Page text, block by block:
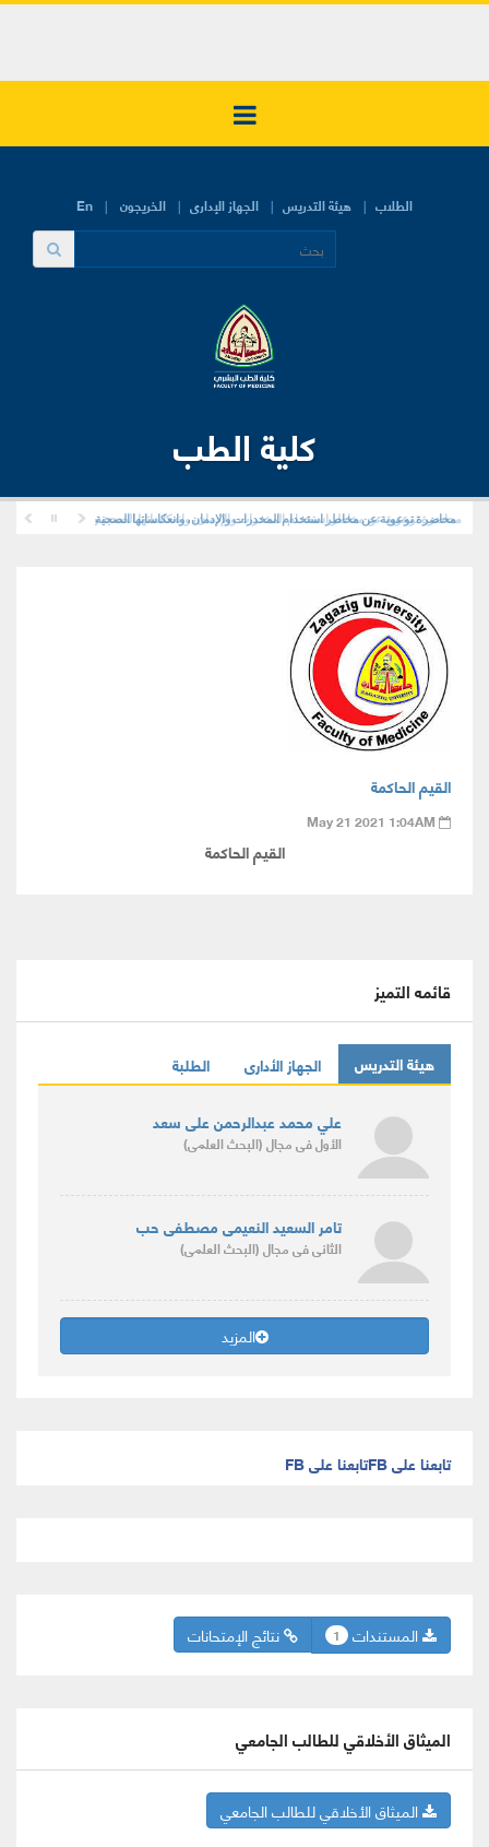
En الطلاب هيئة التدريس الجهاز الإدارى الخريجون
كلية الطب
محاضرة توعوية عن مخاطر استخدام المخدرات والإدمان، وانعكاساتها الصحية والنفسية والاجتماعية
محاضرة توعوية عن مخاطر استخدام المخدرات والإدمان، وانعكاساتها الصحية والنفسية
القيم الحاكمة
May 21 2021 1:04AM
القيم الحاكمة
قائمه التميز
هيئة التدريس الجهاز الأدارى الطلبة
علي محمد عبدالرحمن على سعد
الأولفى مجال(البحث العلمى)
تامر السعيد النعيمى مصطفى حب
الثانىفى مجال(البحث العلمى)
المزيد
تابعنا على FB تابعنا على FB
نتائج الإمتحانات المستندات 1
الميثاق الأخلاقي للطالب الجامعي
الميثاق الأخلاقي للطالب الجامعي